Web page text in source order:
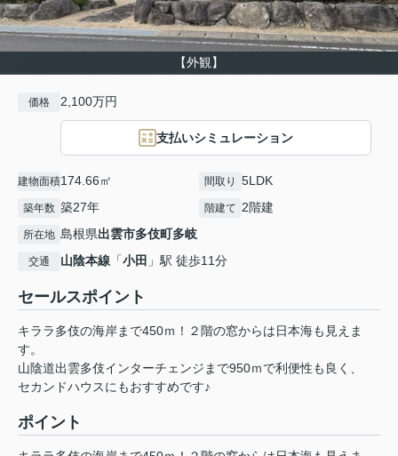
【外観】
価格 2,100万円
支払いシミュレーション
建物面積174.66㎡ 間取り 5LDK
築年数 築27年 階建て 2階建
所在地 島根県出雲市多伎町多岐
交通 山陰本線 「小田 」駅 徒歩11分
セールスポイント
キララ多伎の海岸まで450ｍ！２階の窓からは日本海も見えま
す。
山陰道出雲多伎インターチェンジまで950ｍで利便性も良く、
セカンドハウスにもおすすめです♪
ポイント